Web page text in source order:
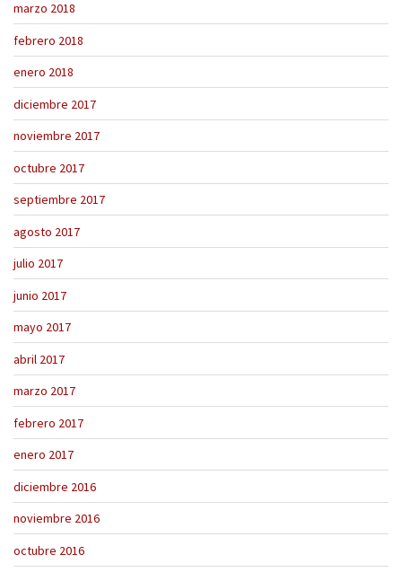
marzo 2018
febrero 2018
enero 2018
diciembre 2017
noviembre 2017
octubre 2017
septiembre 2017
agosto 2017
julio 2017
junio 2017
mayo 2017
abril 2017
marzo 2017
febrero 2017
enero 2017
diciembre 2016
noviembre 2016
octubre 2016